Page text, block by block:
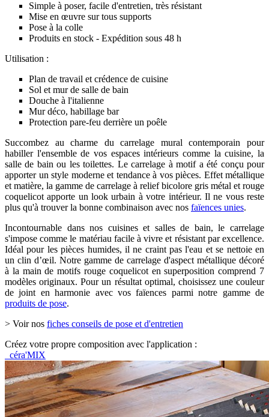
Simple à poser, facile d'entretien, très résistant
Mise en œuvre sur tous supports
Pose à la colle
Produits en stock - Expédition sous 48 h
Utilisation :
Plan de travail et crédence de cuisine
Sol et mur de salle de bain
Douche à l'italienne
Mur déco, habillage bar
Protection pare-feu derrière un poêle
Succombez au charme du carrelage mural contemporain pour
habiller l'ensemble de vos espaces intérieurs comme la cuisine, la
salle de bain ou les toilettes. Le carrelage à motif a été conçu pour
apporter un style moderne et tendance à vos pièces. Effet métallique
et matière, la gamme de carrelage à relief bicolore gris métal et rouge
coquelicot apporte un look urbain à votre intérieur. Il ne vous reste
plus qu'à trouver la bonne combinaison avec nos faïences unies.
Incontournable dans nos cuisines et salles de bain, le carrelage
s'impose comme le matériau facile à vivre et résistant par excellence.
Idéal pour les pièces humides, il ne craint pas l'eau et se nettoie en
un clin d’œil. Notre gamme de carrelage d'aspect métallique décoré
à la main de motifs rouge coquelicot en superposition comprend 7
modèles originaux. Pour un résultat optimal, choisissez une couleur
de joint en harmonie avec vos faïences parmi notre gamme de
produits de pose.
> Voir nos fiches conseils de pose et d'entretien
Créez votre propre composition avec l'application :
céra'MIX